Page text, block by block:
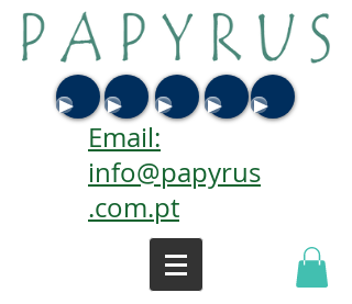
Email:
info@papyrus
.com.pt